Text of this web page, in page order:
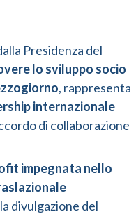
Presidenza del
lo sviluppo socio
, rappresenta
internazionale
di collaborazione
impegnata nello
divulgazione del